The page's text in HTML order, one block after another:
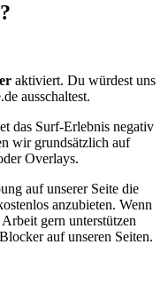
aktiviert. Du würdest uns
ausschaltest.
das Surf-Erlebnis negativ
wir grundsätzlich auf
Overlays.
auf unserer Seite die
anzubieten. Wenn
gern unterstützen
auf unseren Seiten.